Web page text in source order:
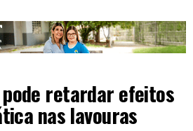
retardar efeitos
nas lavouras